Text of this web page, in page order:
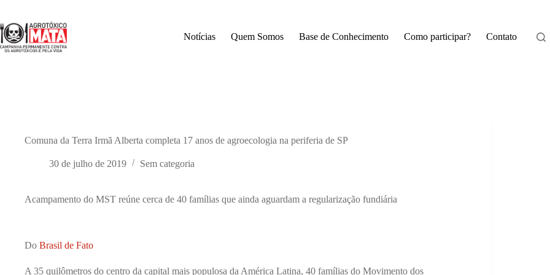
o
conteúdo
Notícias Quem Somos Base de Conhecimento Como participar? Contato
Comuna da Terra Irmã Alberta completa 17 anos de agroecologia na periferia de SP
30 de julho de 2019 Sem categoria
Acampamento do MST reúne cerca de 40 famílias que ainda aguardam a regularização fundiária
Do Brasil de Fato
A 35 quilômetros do centro da capital mais populosa da América Latina, 40 famílias do Movimento dos